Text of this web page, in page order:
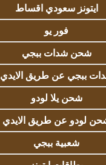
ايتونز سعودي اقساط
فور يو
شحن شدات ببجي
ببجي عن طريق الايدي
شحن يلا لودو
لودو عن طريق الايدي
شعبية ببجي